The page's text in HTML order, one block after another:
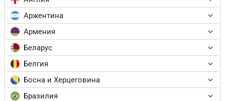
Аржентина
Армения
Беларус
Белгия
Босна и Херцеговина
Бразилия